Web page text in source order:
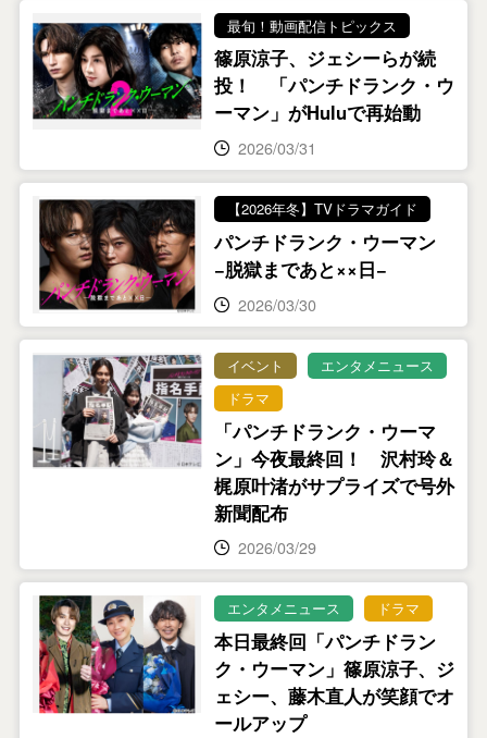
最旬！動画配信トピックス
篠原涼子、ジェシーらが続
投！ 「パンチドランク・ウ
ーマン」がHuluで再始動
2026/03/31
【2026年冬】TVドラマガイド
パンチドランク・ウーマン
−脱獄まであと××日−
2026/03/30
イベント
エンタメニュース
ドラマ
「パンチドランク・ウーマ
ン」今夜最終回！ 沢村玲＆
梶原叶渚がサプライズで号外
新聞配布
2026/03/29
エンタメニュース ドラマ
本日最終回「パンチドラン
ク・ウーマン」篠原涼子、ジ
ェシー、藤木直人が笑顔でオ
ールアップ